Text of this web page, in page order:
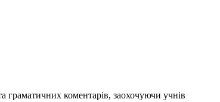
граматичних коментарів, заохочуючи учнів